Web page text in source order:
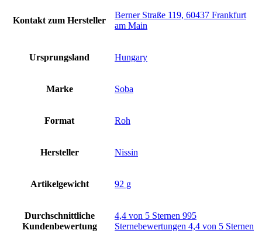
Kontakt zum Hersteller
‎Berner Straße 119, 60437 Frankfurt
am Main
Ursprungsland ‎Hungary
Marke ‎Soba
Format ‎Roh
Hersteller ‎Nissin
Artikelgewicht ‎92 g
Durchschnittliche
Kundenbewertung
4,4 von 5 Sternen 995
Sternebewertungen 4,4 von 5 Sternen